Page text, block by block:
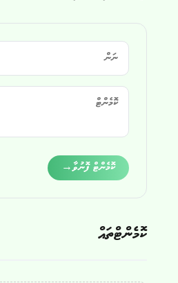
ކޮމެންޓް ފޮނުވާ→
ކޮމެންޓްތައް